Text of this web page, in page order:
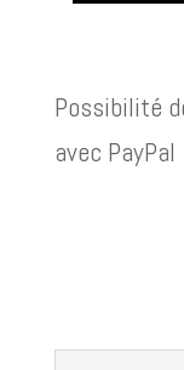
Possibilité
avec PayPal